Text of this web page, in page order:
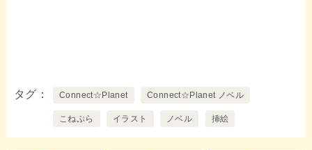
タグ Connect☆Planet Connect☆Planet ノベル
こねぷら イラスト ノベル 挿絵